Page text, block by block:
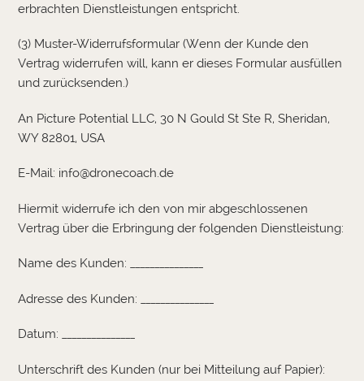
erbrachten Dienstleistungen entspricht.
(3) Muster-Widerrufsformular (Wenn der Kunde den
Vertrag widerrufen will, kann er dieses Formular ausfüllen
und zurücksenden.)
An Picture Potential LLC, 30 N Gould St Ste R, Sheridan,
WY 82801, USA
E-Mail: info@dronecoach.de
Hiermit widerrufe ich den von mir abgeschlossenen
Vertrag über die Erbringung der folgenden Dienstleistung:
Name des Kunden: _______________
Adresse des Kunden: _______________
Datum: _______________
Unterschrift des Kunden (nur bei Mitteilung auf Papier):